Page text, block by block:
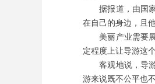
据报道，由国家
在自己的身边，且
美丽产业需要展
定程度上让导游这
客观地说，导游
游来说既不公平也不